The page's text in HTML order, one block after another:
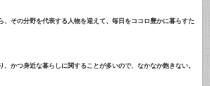
、その分野を代表する人物を迎えて、毎日をココロ豊かに暮らすた
、かつ身近な暮らしに関することが多いので、なかなか飽きない。